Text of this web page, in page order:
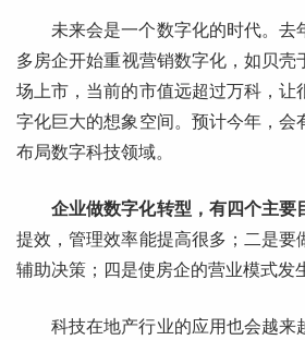
未来会是一个数字化的时代。去
多房企开始重视营销数字化，如贝壳
场上市，当前的市值远超过万科，让
字化巨大的想象空间。预计今年，会
布局数字科技领域。
企业做数字化转型，有四个主要
提效，管理效率能提高很多；二是要
辅助决策；四是使房企的营业模式发
科技在地产行业的应用也会越来